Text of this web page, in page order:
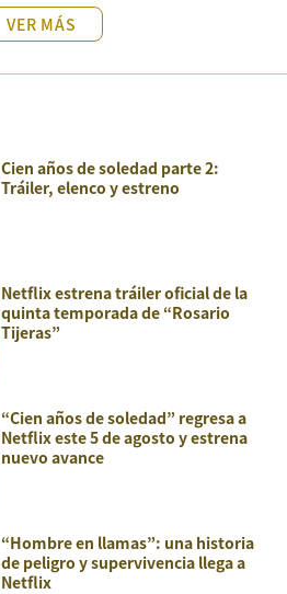
VER MÁS
Cien años de soledad parte 2:
Tráiler, elenco y estreno
Netflix estrena tráiler oficial de la
quinta temporada de “Rosario
Tijeras”
“Cien años de soledad” regresa a
Netflix este 5 de agosto y estrena
nuevo avance
“Hombre en llamas”: una historia
de peligro y supervivencia llega a
Netflix